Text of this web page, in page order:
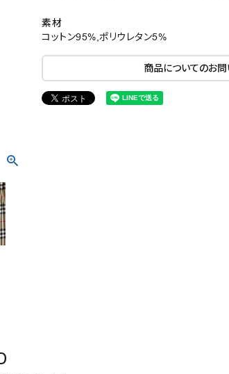
素材
コットン95%,ポリウレタン5%
商品についてのお